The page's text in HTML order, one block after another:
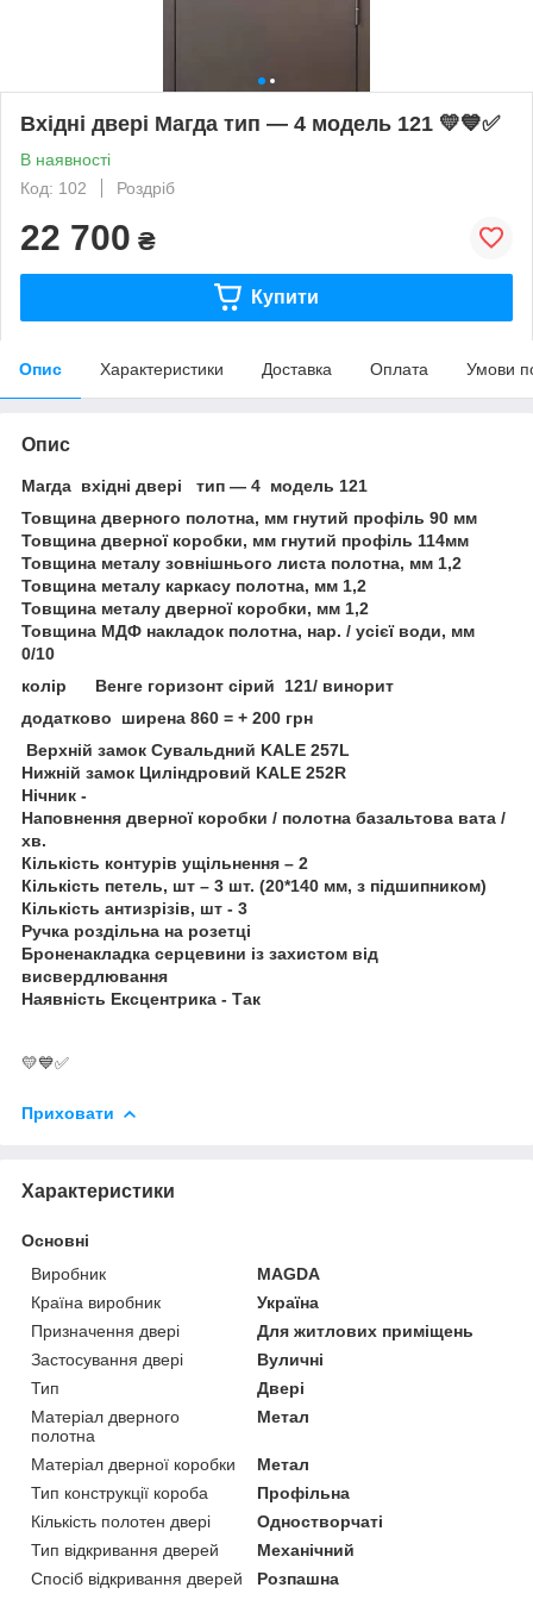
Вхідні двері Магда тип — 4 модель 121 💛💙✅
В наявності
Код: 102
Роздріб
22 700 ₴
Купити
Опис Характеристики Доставка Оплата Умови
Опис
Магда вхідні двері тип — 4 модель 121
Товщина дверного полотна, мм гнутий профіль 90 мм
Товщина дверної коробки, мм гнутий профіль 114мм
Товщина металу зовнішнього листа полотна, мм 1,2
Товщина металу каркасу полотна, мм 1,2
Товщина металу дверної коробки, мм 1,2
Товщина МДФ накладок полотна, нар. / усієї води, мм
0/10
колір Венге горизонт сірий 121/ винорит
додатково ширена 860 = + 200 грн
Верхній замок Сувальдний KALE 257L
Нижній замок Циліндровий KALE 252R
Нічник -
Наповнення дверної коробки / полотна базальтова вата /
хв.
Кількість контурів ущільнення – 2
Кількість петель, шт – 3 шт. (20*140 мм, з підшипником)
Кількість антизрізів, шт - 3
Ручка роздільна на розетці
Броненакладка серцевини із захистом від
висвердлювання
Наявність Ексцентрика - Так
💛💙✅
Приховати
Характеристики
Основні
Виробник
MAGDA
Країна виробник
Україна
Призначення двері
Для житлових приміщень
Застосування двері
Вуличні
Тип
Двері
Матеріал дверного
полотна
Метал
Матеріал дверної коробки
Метал
Тип конструкції короба
Профільна
Кількість полотен двері
Одностворчаті
Тип відкривання дверей
Механічний
Спосіб відкривання дверей
Розпашна